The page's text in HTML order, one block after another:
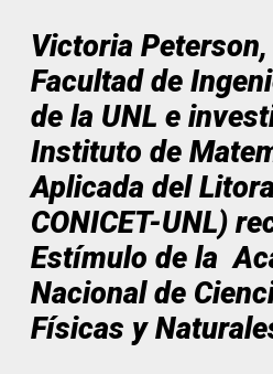
Victoria
Facultad de
de la UNL e
Instituto de
Aplicada del
CONICET-UNL)
Estímulo de la
Nacional de
Físicas y